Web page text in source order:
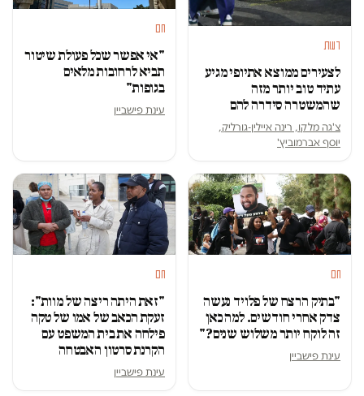
דעות
לצעירים ממוצא אתיופי מגיע
עתיד טוב יותר מזה
שהמשטרה סידרה להם
צ'גה מלקו, רינה איילין-גורליק,
יוסף אברמוביץ'
חם
"אי אפשר שכל פעולת שיטור
תביא לרחובות מלאים
בגופות"
עינת פישביין
חם
"בתיק הרצח של פלויד נעשה
צדק אחרי חודשים. למה כאן
זה לוקח יותר משלוש שנים?"
עינת פישביין
חם
"זאת היתה ריצה של מוות":
זעקת הכאב של אמו של טקה
פילחה את בית המשפט עם
הקרנת סרטון האבטחה
עינת פישביין